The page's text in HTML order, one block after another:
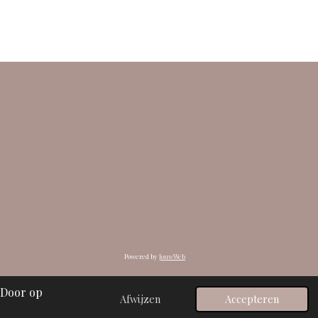
op
Afwijzen Accepteren
Powered by JouwWeb